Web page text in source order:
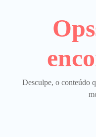
Desculpe, o conteúdo